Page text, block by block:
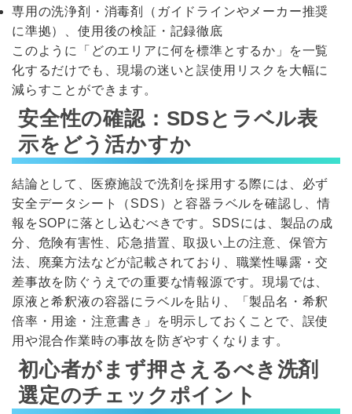
専用の洗浄剤・消毒剤（ガイドラインやメーカー推奨
に準拠）、使用後の検証・記録徹底
このように「どのエリアに何を標準とするか」を一覧
化するだけでも、現場の迷いと誤使用リスクを大幅に
減らすことができます。
安全性の確認：SDSとラベル表
示をどう活かすか
結論として、医療施設で洗剤を採用する際には、必ず
安全データシート（SDS）と容器ラベルを確認し、情
報をSOPに落とし込むべきです。SDSには、製品の成
分、危険有害性、応急措置、取扱い上の注意、保管方
法、廃棄方法などが記載されており、職業性曝露・交
差事故を防ぐうえでの重要な情報源です。現場では、
原液と希釈液の容器にラベルを貼り、「製品名・希釈
倍率・用途・注意書き」を明示しておくことで、誤使
用や混合作業時の事故を防ぎやすくなります。
初心者がまず押さえるべき洗剤
選定のチェックポイント